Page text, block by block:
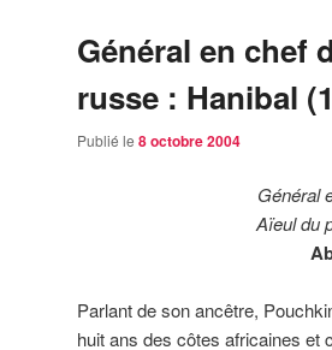
Général en chef
russe : Hanibal
Publié le 8 octobre 2004
Général
Aïeul du
Parlant de son ancêtre,
huit ans des côtes africaines et